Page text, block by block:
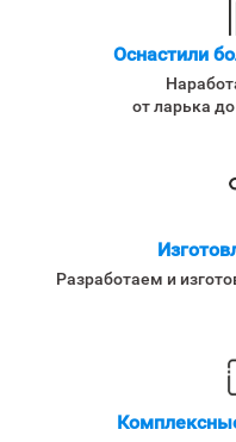
Оснастили
от ларька
Разработаем и